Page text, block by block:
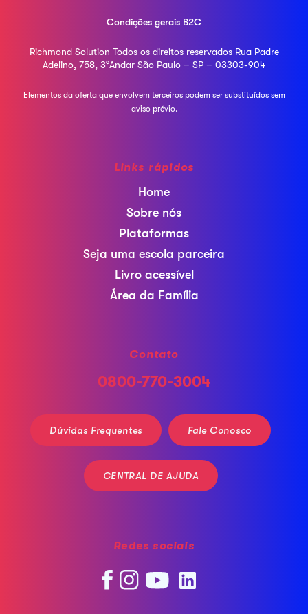
Condições gerais B2C
Richmond Solution Todos os direitos reservados Rua Padre
Adelino, 758, 3°Andar São Paulo – SP – 03303-904
Elementos da oferta que envolvem terceiros podem sersubstituídos sem
aviso prévio.
Links rápidos
Home
Sobre nós
Plataformas
Seja uma escola parceira
Livro acessível
Área da Família
Contato
0800-770-3004
Dúvidas Frequentes Fale Conosco
CENTRAL DE AJUDA
Redes sociais